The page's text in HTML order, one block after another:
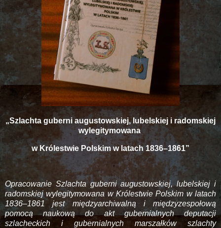
„Szlachta guberni augustowskiej, lubelskiej i radomskiej
wylegitymowana
w Królestwie Polskim w latach 1836–1861”
Opracowanie Szlachta guberni augustowskiej, lubelskiej i
radomskiej wylegitymowana w Królestwie Polskim w latach
1836–1861 jest międzyarchiwalną i międzyzespołową
pomocą naukową do akt gubernialnych deputacji
szlacheckich i gubernialnych marszałków szlachty